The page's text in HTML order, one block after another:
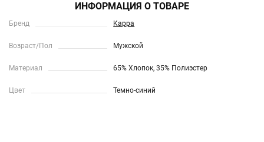
ИНФОРМАЦИЯ О ТОВАРЕ
Бренд Kappa
Возраст/Пол Мужской
Материал 65% Хлопок, 35% Полиэстер
Цвет Темно-синий